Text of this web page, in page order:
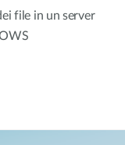
file in un server